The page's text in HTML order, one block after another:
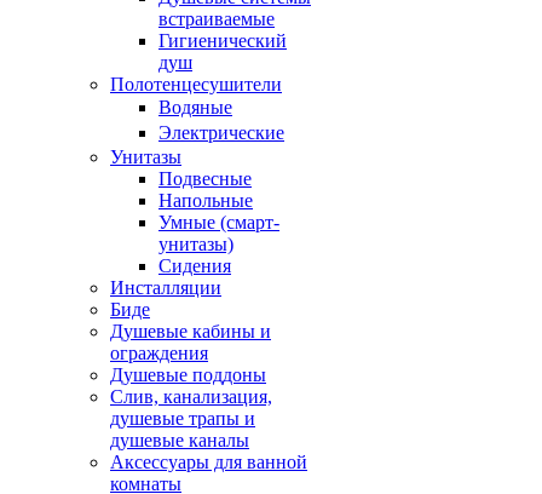
встраиваемые
Гигиенический
душ
Полотенцесушители
ㅤВодяные
ㅤЭлектрические
Унитазы
Подвесные
Напольные
Умные (смарт-
унитазы)
Сидения
Инсталляции
Биде
Душевые кабины и
ограждения
Душевые поддоны
Слив, канализация,
душевые трапы и
душевые каналы
Аксессуары для ванной
комнаты